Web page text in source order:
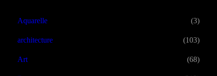
Aquarelle (3)
architecture (103)
Art (68)